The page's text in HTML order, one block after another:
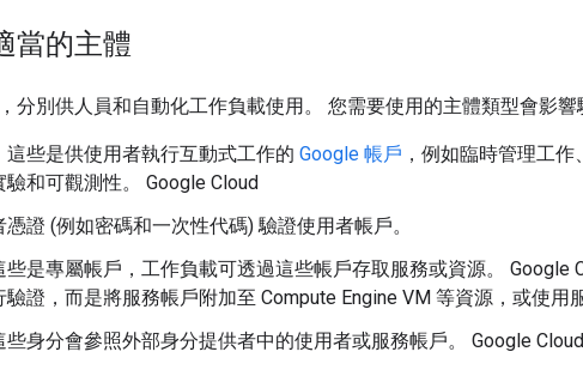
當的主體
分別供人員和自動化工作負載使用。 您需要使用的主體類型會影響
這些是供使用者執行互動式工作的 Google 帳戶 ，例如臨時管理工
驗和可觀測性。 Google Cloud
證 (例如密碼和一次性代碼) 驗證使用者帳戶。
些是專屬帳戶，工作負載可透過這些帳戶存取服務或資源。 Google
證，而是將服務帳戶附加至 Compute Engine VM 等資源，或使用
些身分會參照外部身分提供者中的使用者或服務帳戶。 Google